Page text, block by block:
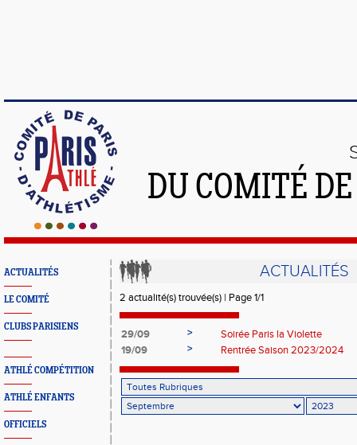
DU COMITÉ
ACTUALITÉS
LE COMITÉ
CLUBS PARISIENS
ATHLÉ COMPÉTITION
ATHLÉ ENFANTS
OFFICIELS
ACTUALITÉS
2 actualité(s) trouvée(s) | Page 1/1
29/09 >
Soirée Paris la Violette
19/09
> Rentrée Saison 2023/2024